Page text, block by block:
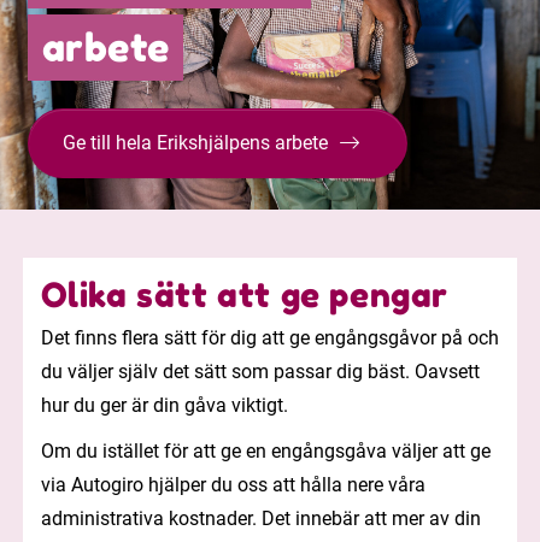
arbete
Ge till hela Erikshjälpens arbete
Olika sätt att ge pengar
Det finns flera sätt för dig att ge engångsgåvor på och
du väljer själv det sätt som passar dig bäst. Oavsett
hur du ger är din gåva viktigt.
Om du istället för att ge en engångsgåva väljer att ge
via Autogiro hjälper du oss att hålla nere våra
administrativa kostnader. Det innebär att mer av din